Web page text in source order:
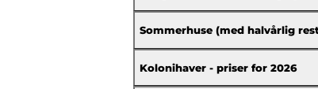
Sommerhuse (med halvårlig
Kolonihaver - priser for 2026